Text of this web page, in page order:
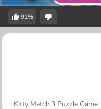
91%
Kitty Match 3 Puzzle Game